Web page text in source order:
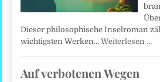
Dieser philosophische Inselroman
wichtigsten Werken…Weiterlesen …
Auf verbotenen Wegen